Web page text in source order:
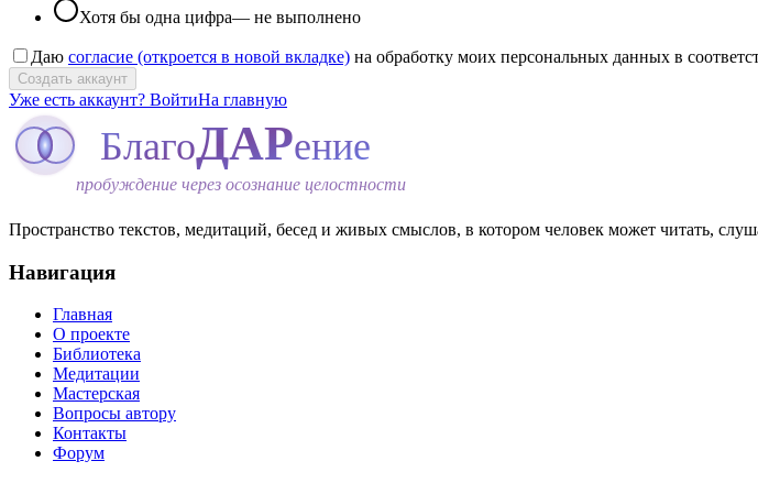
Хотя бы одна цифра— не выполнено
Даю согласие (откроется в новой вкладке) на обработку моих персональных данных в
Создать аккаунт
Уже есть аккаунт? ВойтиНа главную
БлагоДАРение
пробуждение через осознание целостности
Пространство текстов, медитаций, бесед и живых смыслов, в котором человек может читать,
Навигация
Главная
О проекте
Библиотека
Медитации
Мастерская
Вопросы автору
Контакты
Форум